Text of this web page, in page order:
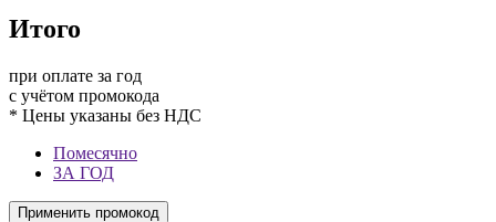
Итого
при оплате за год
c учётом промокода
* Цены указаны без НДС
Помесячно
ЗА ГОД
Применить промокод